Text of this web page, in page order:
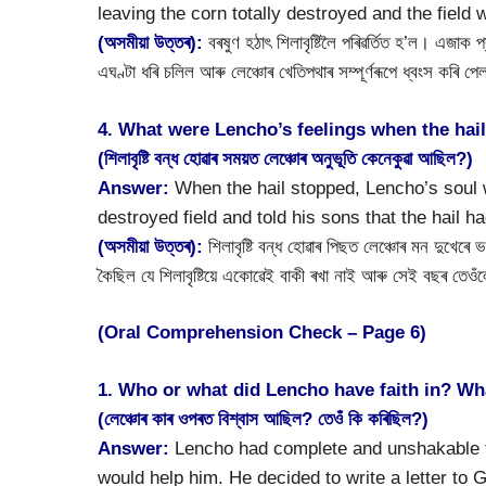
leaving the corn totally destroyed and the field
(অসমীয়া উত্তৰ): বৰষুণ হঠাৎ শিলাবৃষ্টিলৈ পৰিৱৰ্তিত হ’ল। এজাক
এঘণ্টা ধৰি চলিল আৰু লেঞ্চোৰ খেতিপথাৰ সম্পূৰ্ণৰূপে ধ্বংস কৰি
4. What were Lencho’s feelings when the
(শিলাবৃষ্টি বন্ধ হোৱাৰ সময়ত লেঞ্চোৰ অনুভূতি কেনেকুৱা আছিল?)
Answer: When the hail stopped, Lencho’s
destroyed field and told his sons that the hail
(অসমীয়া উত্তৰ): শিলাবৃষ্টি বন্ধ হোৱাৰ পিছত লেঞ্চোৰ মন
কৈছিল যে শিলাবৃষ্টিয়ে একোৱেই বাকী ৰখা নাই আৰু সেই বছৰ
(Oral Comprehension Check – Page 6)
1. Who or what did Lencho have faith in?
(লেঞ্চোৰ কাৰ ওপৰত বিশ্বাস আছিল? তেওঁ কি কৰিছিল?)
Answer: Lencho had complete and
would help him. He decided to write a letter to